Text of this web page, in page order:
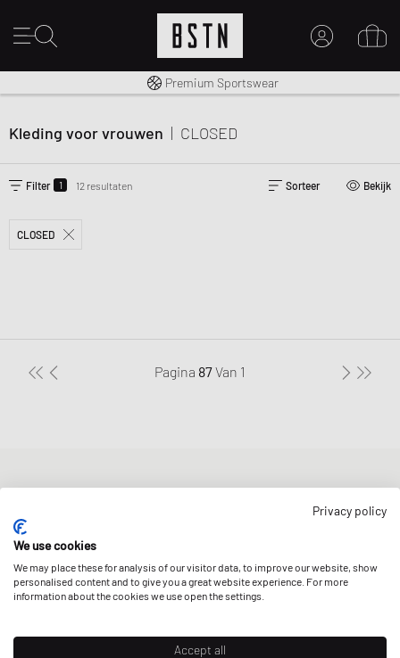
MIJN ACCOUNT
MAAK EEN ACCOUNT AAN
Gratis verzending naar NL vanaf € 100
Premium Sportswear
Kleding voor vrouwen | CLOSED
Filter 1 12 resultaten Sorteer Bekijk
CLOSED
Pagina 87Van 1
Ontvang 5% welkomstkorting en de laatste BSTN updates over
Raffles & New Arrivals. Schrijf je nu in!
E-mailadres
MELD JE AAN
Privacy policy
We use cookies
We may place these for analysis of our visitor data, to improve our website, show
personalised content and to give you a great website experience. For more
information about the cookies we use open the settings.
Accept all